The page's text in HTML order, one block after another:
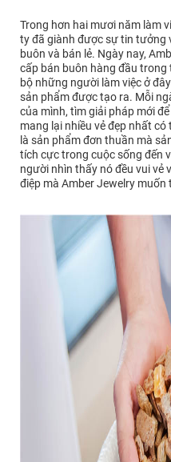
Trong hơn hai mươi năm làm
ty đã giành được sự tin tưởng
buôn và bán lẻ. Ngày nay,
cấp bán buôn hàng đầu
bộ những người làm việc ở
sản phẩm được tạo ra. Mỗi
của mình, tìm giải pháp mới
mang lại nhiều vẻ đẹp nhất
là sản phẩm đơn thuần mà
tích cực trong cuộc sống đến
người nhìn thấy nó đều vui vẻ
điệp mà Amber Jewelry